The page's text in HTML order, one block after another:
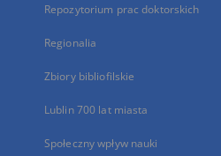
Repozytorium prac doktorskich
Regionalia
Zbiory bibliofilskie
Lublin 700 lat miasta
Społeczny wpływ nauki